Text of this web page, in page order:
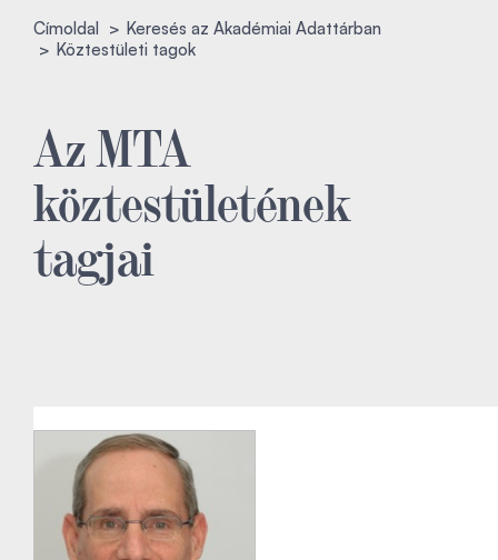
Címoldal
Keresés az Akadémiai Adattárban
Köztestületi tagok
Az MTA
köztestületének
tagjai